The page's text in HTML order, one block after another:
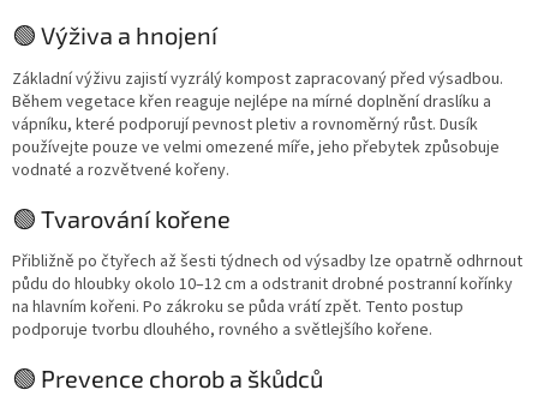
🟢 Výživa a hnojení
Základní výživu zajistí vyzrálý kompost zapracovaný před výsadbou.
Během vegetace křen reaguje nejlépe na mírné doplnění draslíku a
vápníku, které podporují pevnost pletiv a rovnoměrný růst. Dusík
používejte pouze ve velmi omezené míře, jeho přebytek způsobuje
vodnaté a rozvětvené kořeny.
🟢 Tvarování kořene
Přibližně po čtyřech až šesti týdnech od výsadby lze opatrně odhrnout
půdu do hloubky okolo 10–12 cm a odstranit drobné postranní kořínky
na hlavním kořeni. Po zákroku se půda vrátí zpět. Tento postup
podporuje tvorbu dlouhého, rovného a světlejšího kořene.
🟢 Prevence chorob a škůdců